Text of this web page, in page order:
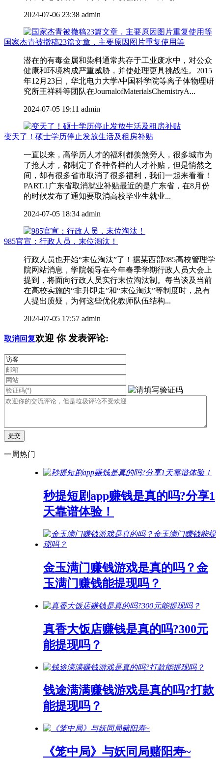
2024-07-06 23:38 admin
国家杰青被撤稿23篇文章，主要原因图片重复使用等
潜在的有毒金属和染料通常共存于工业废水中，对公众
健康和环境构成严重威胁，并使处理更具挑战性。2015
年12月23日，华北电力大学/中国科学院等离子体物理研
究所王祥科等团队在JournalofMaterialsChemistryA...
2024-07-05 19:11 admin
变天了！硕士学历停止发放生活及租房补贴
一直以来，高学历人才的福利都羡煞旁人，很多城市为
了抢人才，都制定了各种各样的人才补贴，但是悄然之
间，却有很多省市取消了很多福利，我们一起来看看！
PART.1广东省取消就业补贴最近的是广东省，在8月份
的时候发布了通知要取消高校毕业生就业...
2024-07-05 18:34 admin
985官宣：行政人员，末位淘汰！
行政人员也开始“末位淘汰”了！据某西部985高校管理学
院网站消息，学院领导在今年春季学期行政人员大会上
提到，将面向行政人员实行末位淘汰制。每当谈及当前
在高校实施的“非升即走”和“末位淘汰”等制度时，总有
人提出质疑，为何这些优化教师队伍结构...
2024-07-05 17:57 admin
取消回复欢迎 你发表评论:
一周热门
秒提短剧app赚钱是真的吗?分享1
天靠谱体验！
金玉满门赚钱游戏是真的吗？金
玉满门赚钱能提现吗？
真香大饭店赚钱是真的吗?300元
能提现吗？
钱途满满赚钱游戏是真的吗?打款
能提现吗？
《笼中局》与妖同局赌阳寿~